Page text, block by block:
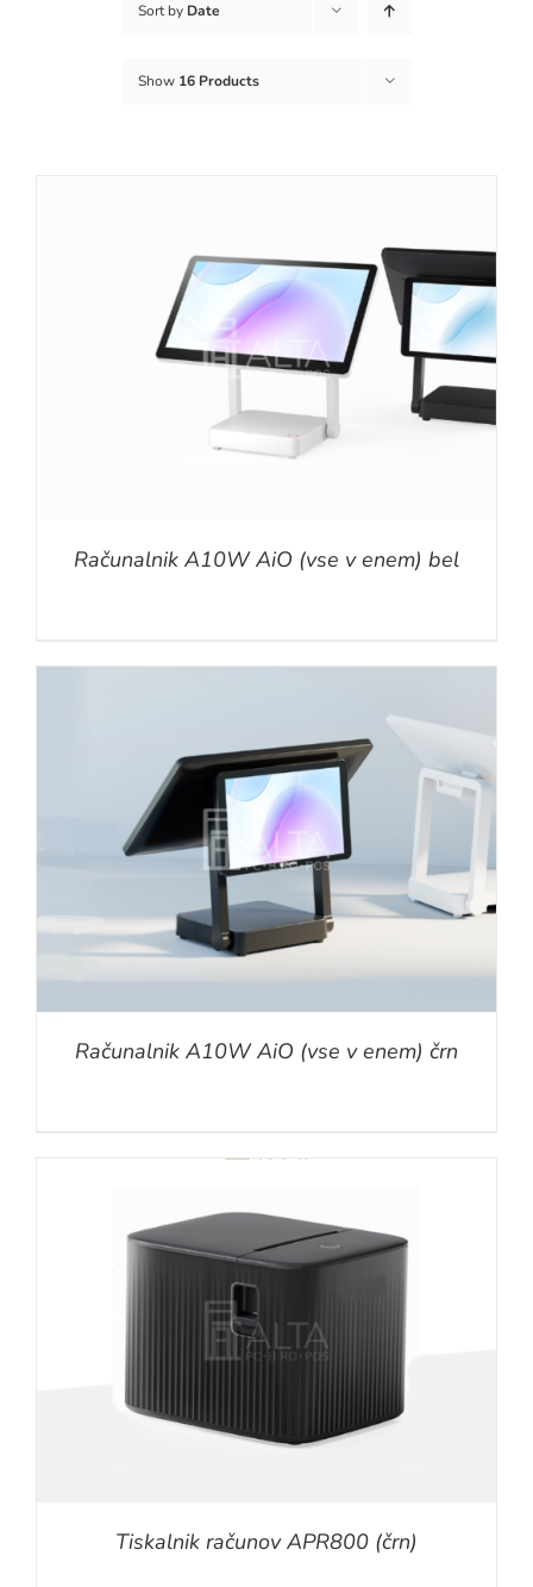
Sort by Date
Show 16 Products
Računalnik A10W AiO (vse v enem) bel
Računalnik A10W AiO (vse v enem) črn
Tiskalnik računov APR800 (črn)